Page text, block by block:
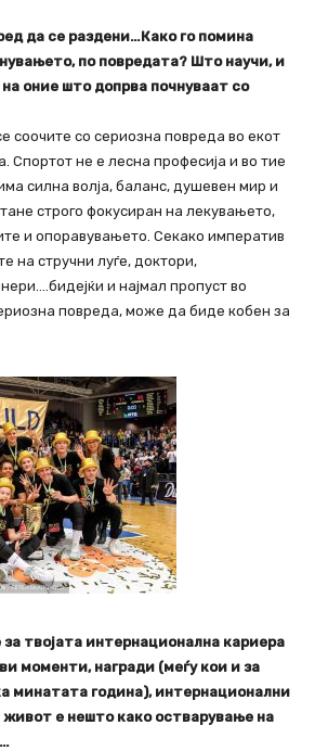
да се раздени…Како го помина
по повредата? Што научи, и
оние што допрва почнуваат со
соочите со сериозна повреда во екот
Спортот не е лесна професија и во тие
силна волја, баланс, душевен мир и
строго фокусиран на лекувањето,
и опоравувањето. Секако императив
на стручни луѓе, доктори,
и најмал пропуст во
повреда, може да биде кобен за
за твојата интернационална кариера
моменти, награди (меѓу кои и за
минатата година), интернационални
живот е нешто како остварување на